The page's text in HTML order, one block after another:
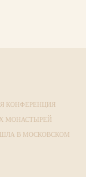
КОНФЕРЕНЦИЯ
МОНАСТЫРЕЙ
В МОСКОВСКОМ